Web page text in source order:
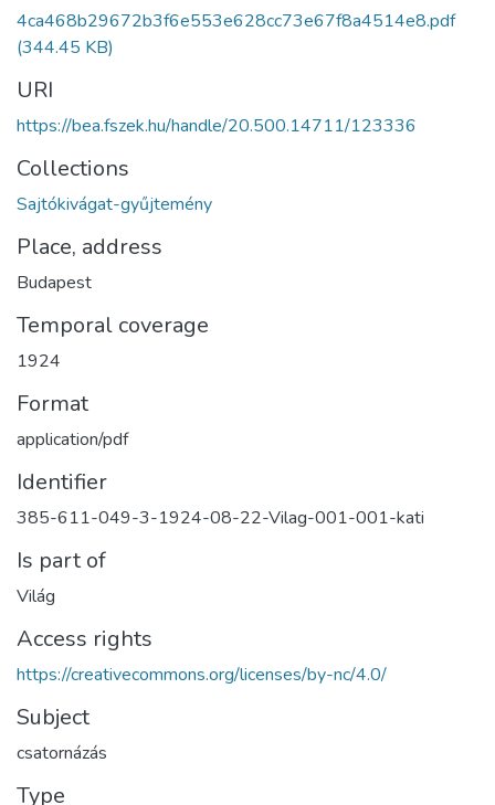
4ca468b29672b3f6e553e628cc73e67f8a4514e8.pdf
(344.45 KB)
URI
https://bea.fszek.hu/handle/20.500.14711/123336
Collections
Sajtókivágat-gyűjtemény
Place, address
Budapest
Temporal coverage
1924
Format
application/pdf
Identifier
385-611-049-3-1924-08-22-Vilag-001-001-kati
Is part of
Világ
Access rights
https://creativecommons.org/licenses/by-nc/4.0/
Subject
csatornázás
Type